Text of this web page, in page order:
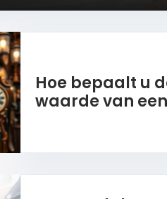
Hoe bepaalt u
waarde van